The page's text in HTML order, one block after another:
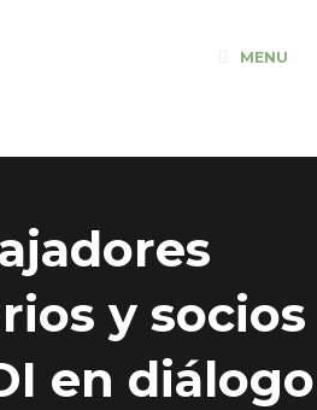
MENU
y socios
en diálogo